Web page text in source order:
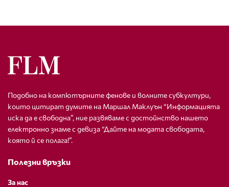
Подобно на компютърните фенове и волните субкултури,
които цитират думите на Маршал Маклуън “Информацията
иска да е свободна”, ние развяваме с достойнство нашето
електронно знаме с девиза “Дайте на модата свободата,
която й се полага!”.
Полезни връзки
За нас